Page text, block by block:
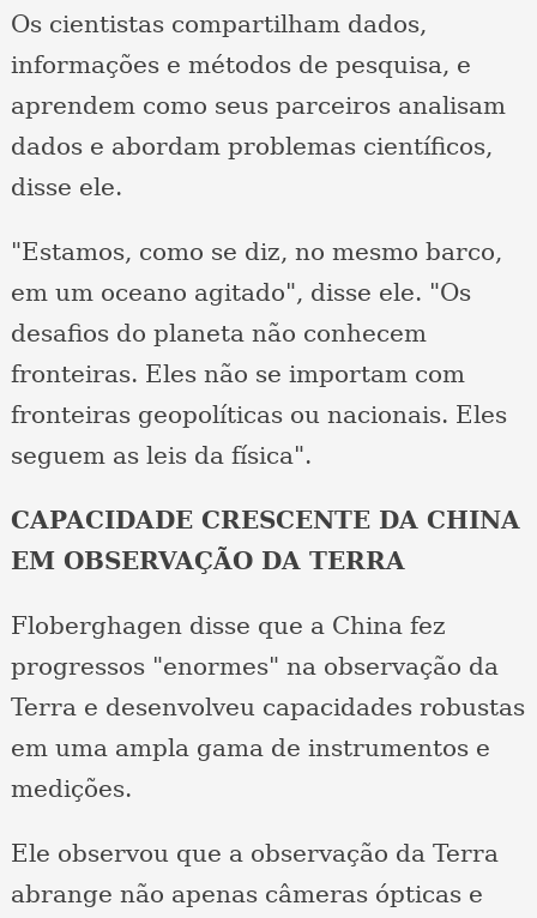
Os cientistas compartilham dados,
informações e métodos de pesquisa, e
aprendem como seus parceiros analisam
dados e abordam problemas científicos,
disse ele.
"Estamos, como se diz, no mesmo barco,
em um oceano agitado", disse ele. "Os
desafios do planeta não conhecem
fronteiras. Eles não se importam com
fronteiras geopolíticas ou nacionais. Eles
seguem as leis da física".
CAPACIDADE CRESCENTE DA CHINA
EM OBSERVAÇÃO DA TERRA
Floberghagen disse que a China fez
progressos "enormes" na observação da
Terra e desenvolveu capacidades robustas
em uma ampla gama de instrumentos e
medições.
Ele observou que a observação da Terra
abrange não apenas câmeras ópticas e